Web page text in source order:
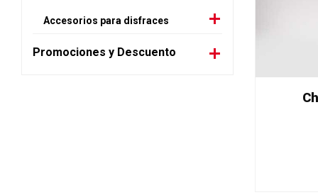
Accesorios para disfraces
Promociones y Descuento